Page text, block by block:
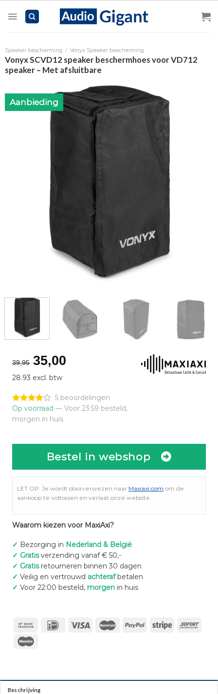
Speaker bescherming / Vonyx Speaker bescherming
Vonyx SCVD12 speaker beschermhoes voor VD712
speaker – Met afsluitbare
Aanbieding
39,95 Oorspronkelijke
prijs
was:
€39,95.
35,00Huidige
€35,00.
28.93 excl. btw
5 beoordelingen
Op voorraad — Voor 23:59 besteld,
morgen in huis
Bestel in webshop
LET OP: Je wordt doorverwezen naar Maxiaxi.com om de
aankoop te voltooien en verlaat onze website.
Waarom kiezen voor MaxiAxi?
✓ Bezorging in Nederland & België
✓ Gratisverzending vanaf € 50,-
✓ Gratisretourneren binnen 30 dagen
✓ Veilig en vertrouwd achterafbetalen
✓ Voor 22:00 besteld, morgenin huis
Beschrijving